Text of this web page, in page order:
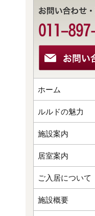
ホーム
ルルドの魅力
施設案内
居室案内
ご入居について
施設概要